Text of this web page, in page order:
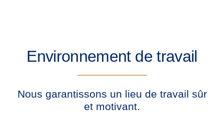
Environnement de travail
Nous garantissons un lieu de travail sûr
et motivant.